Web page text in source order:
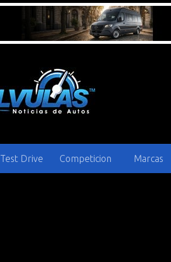
Test Drive Competicion Marcas